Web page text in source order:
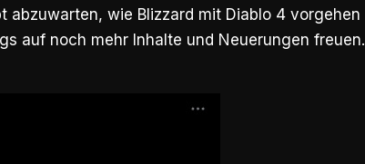
abzuwarten, wie Blizzard mit Diablo 4 vorgehen
auf noch mehr Inhalte und Neuerungen freuen.